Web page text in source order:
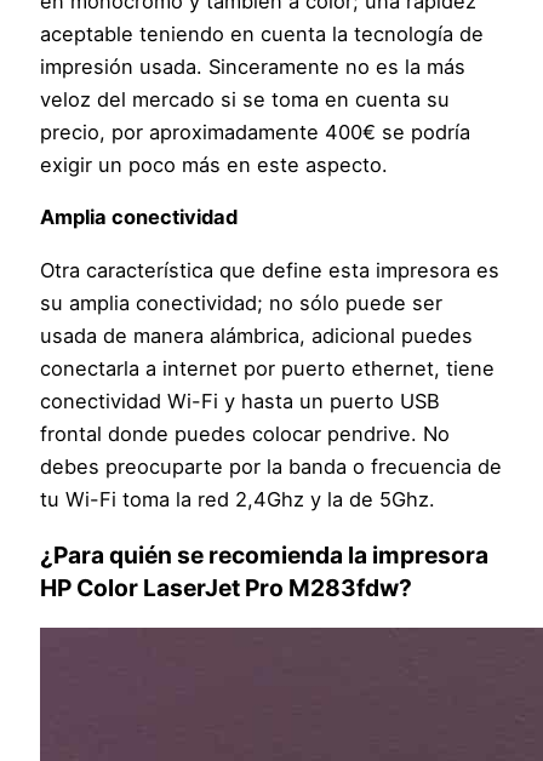
aceptable teniendo en cuenta la tecnología de
impresión usada. Sinceramente no es la más
veloz del mercado si se toma en cuenta su
precio, por aproximadamente 400€ se podría
exigir un poco más en este aspecto.
Amplia conectividad
Otra característica que define esta impresora es
su amplia conectividad; no sólo puede ser
usada de manera alámbrica, adicional puedes
conectarla a internet por puerto ethernet, tiene
conectividad Wi-Fi y hasta un puerto USB
frontal donde puedes colocar pendrive. No
debes preocuparte por la banda o frecuencia de
tu Wi-Fi toma la red 2,4Ghz y la de 5Ghz.
¿Para quién se recomienda la impresora
HP Color LaserJet Pro M283fdw?